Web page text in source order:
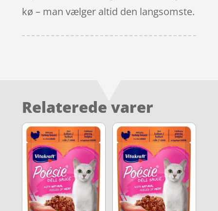
kø – man vælger altid den langsomste.
Relaterede varer